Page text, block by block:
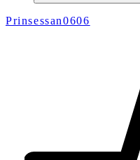
Prinsessan0606